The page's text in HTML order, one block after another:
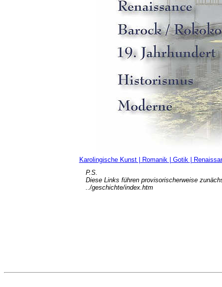
Karolingische Kunst | Romanik | Gotik |
P.S.
Diese Links führen provisorischerweise
../geschichte/index.htm